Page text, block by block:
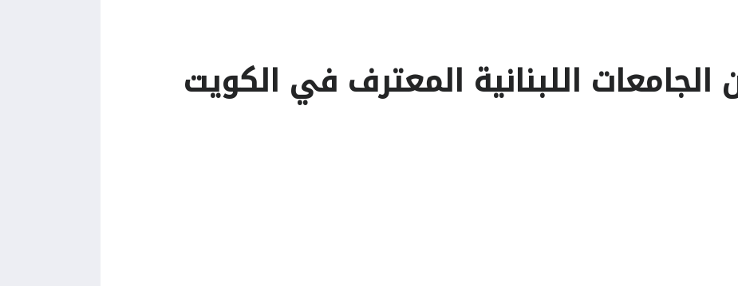
الجامعات اللبنانية المعترف في الكويت